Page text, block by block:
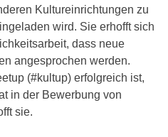
Kultureinrichtungen zu
wird. Sie erhofft sich
dass neue
angesprochen werden.
(#kultup) erfolgreich ist,
in der Bewerbung von
sie.